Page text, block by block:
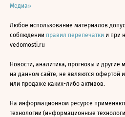
Медиа»
Любое использование материалов
соблюдении правил перепечатки и при
vedomosti.ru
Новости, аналитика, прогнозы и
на данном сайте, не являются офертой
или продаже каких-либо активов.
На информационном ресурсе
технологии (информационные